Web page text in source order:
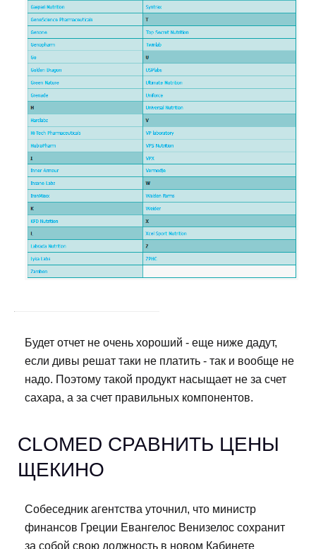
Будет отчет не очень хороший - еще ниже дадут,
если дивы решат таки не платить - так и вообще не
надо. Поэтому такой продукт насыщает не за счет
сахара, а за счет правильных компонентов.
CLOMED СРАВНИТЬ ЦЕНЫ
ЩЕКИНО
Собеседник агентства уточнил, что министр
финансов Греции Евангелос Венизелос сохранит
за собой свою должность в новом Кабинете